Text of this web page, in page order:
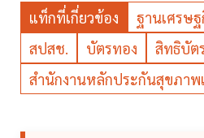
แท็กที่เกี่ยวข้อง ฐานเศรษ
สปสช.
บัตรทอง
สิทธิบัต
สำนักงานหลักประกันสุขภา